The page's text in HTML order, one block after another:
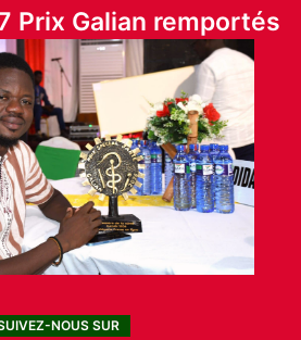
Prix Galian remportés
NOUS SUR